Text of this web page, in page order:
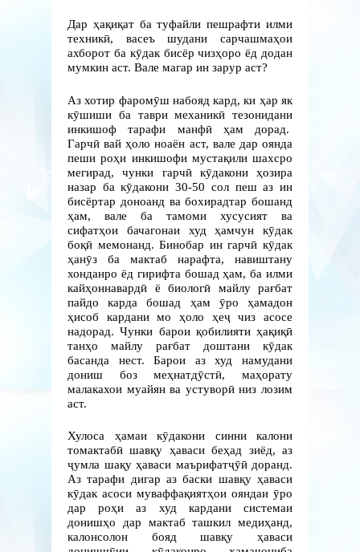
Дар ҳақиқат ба туфайли пешрафти илми
техникӣ, васеъ шудани сарчашмаҳои
ахборот ба кӯдак бисёр чизҳоро ёд додан
мумкин аст. Вале магар ин зарур аст?
Аз хотир фаромӯш набояд кард, ки ҳар як
кӯшиши ба таври механикӣ тезонидани
инкишоф тарафи манфӣ ҳам дорад.
Гарчӣ вай ҳоло ноаён аст, вале дар оянда
пеши роҳи инкишофи мустақили шахсро
мегирад, чунки гарчӣ кӯдакони ҳозира
назар ба кӯдакони 30-50 сол пеш аз ин
бисёртар доноанд ва бохирадтар бошанд
ҳам, вале ба тамоми хусусият ва
сифатҳои бачагонаи худ ҳамчун кӯдак
боқӣ мемонанд. Бинобар ин гарчӣ кӯдак
ҳанӯз ба мактаб нарафта, навиштану
хонданро ёд гирифта бошад ҳам, ба илми
кайҳоннавардӣ ё биологӣ майлу рағбат
пайдо карда бошад ҳам ӯро ҳамадон
ҳисоб кардани мо ҳоло ҳеҷ чиз асосе
надорад. Чунки барои қобилияти ҳақиқӣ
танҳо майлу рағбат доштани кӯдак
басанда нест. Барои аз худ намудани
дониш боз меҳнатдӯстӣ, маҳорату
малакахои муайян ва устуворӣ низ лозим
аст.
Хулоса ҳамаи кӯдакони синни калони
томактабӣ шавқу ҳаваси беҳад зиёд, аз
ҷумла шақу ҳаваси маърифатҷӯӣ доранд.
Аз тарафи дигар аз баски шавқу ҳаваси
кӯдак асоси муваффақиятҳои ояндаи ӯро
дар роҳи аз худ кардани системаи
донишҳо дар мактаб ташкил медиҳанд,
калонсолон бояд шавқу ҳаваси